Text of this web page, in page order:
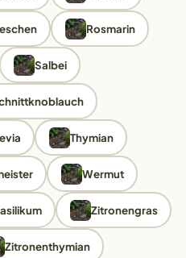
Rosmarin
Salbei
Thymian
Wermut
Zitronengras
Zitronenthymian